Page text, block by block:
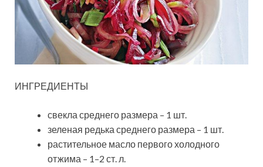
ИНГРЕДИЕНТЫ
свекла среднего размера – 1 шт.
зеленая редька среднего размера – 1 шт.
растительное масло первого холодного
отжима – 1–2 ст. л.